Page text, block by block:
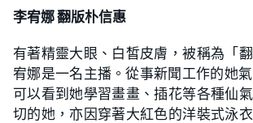
李宥娜 翻版朴信惠
有著精靈大眼、白皙皮膚，被稱為「
宥娜是一名主播。從事新聞工作的她
可以看到她學習畫畫、插花等各種仙
切的她，亦因穿著大紅色的洋裝式泳